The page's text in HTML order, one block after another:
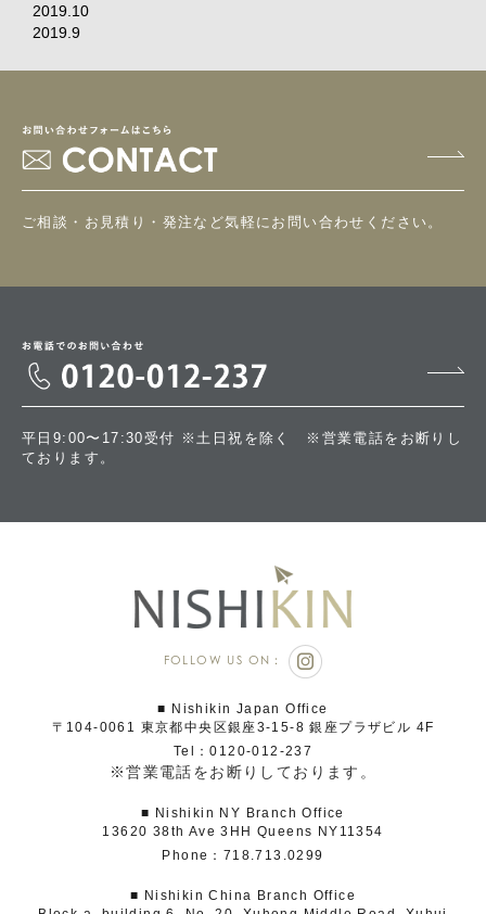
2019.10
2019.9
ご相談・お見積り・発注など気軽にお問い合わせください。
平日9:00〜17:30受付 ※土日祝を除く ※営業電話をお断りし
ております。
FOLLOW US ON：
■ Nishikin Japan Office
〒104-0061 東京都中央区銀座3-15-8 銀座プラザビル 4F
Tel：0120-012-237
※営業電話をお断りしております。
■ Nishikin NY Branch Office
13620 38th Ave 3HH Queens NY11354
Phone：718.713.0299
■ Nishikin China Branch Office